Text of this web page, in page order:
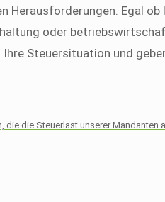
Herausforderungen. Egal ob
oder
Steuersituation und
die Steuerlast unserer Mandanten